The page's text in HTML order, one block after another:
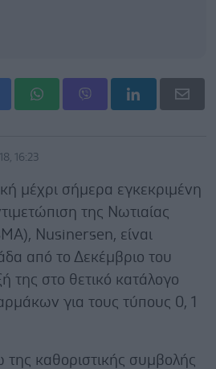
16:23
μέχρι σήμερα εγκεκριμένη
της Νωτιαίας
Nusinersen, είναι
από το Δεκέμβριο του
της στο θετικό κατάλογο
για τους τύπους 0, 1
της καθοριστικής συμβολής